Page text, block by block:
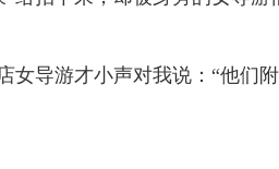
导游才小声对我说：“他们